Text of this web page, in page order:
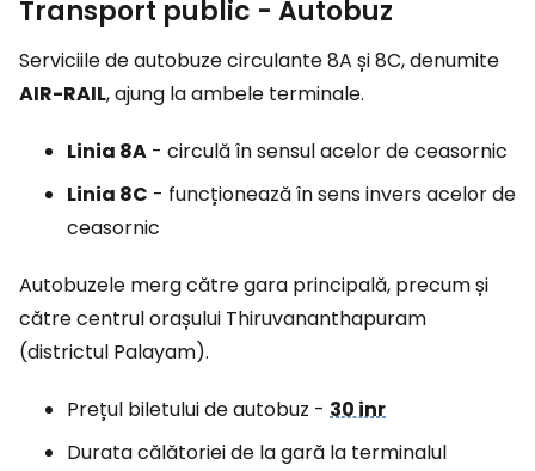
Transport public - Autobuz
Serviciile de autobuze circulante 8A și 8C, denumite
AIR-RAIL, ajung la ambele terminale.
Linia 8A - circulă în sensul acelor de ceasornic
Linia 8C - funcționează în sens invers acelor de
ceasornic
Autobuzele merg către gara principală, precum și
către centrul orașului Thiruvananthapuram
(districtul Palayam).
Prețul biletului de autobuz - 30 inr
Durata călătoriei de la gară la terminalul